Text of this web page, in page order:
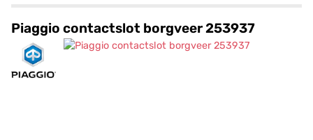
Piaggio contactslot borgveer 253937